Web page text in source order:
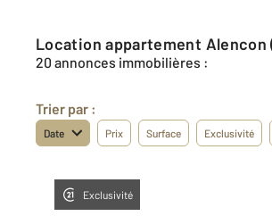
Location appartement Alencon
20 annonces immobilières :
Trier par :
Date Prix Surface Exclusivité
Exclusivité